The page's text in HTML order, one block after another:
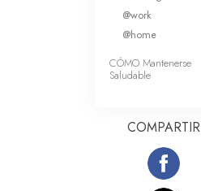
@work
@home
CÓMO Mantenerse
Saludable
COMPARTIR